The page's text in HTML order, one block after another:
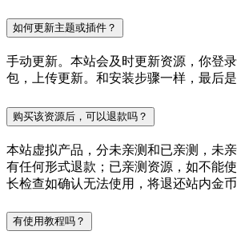
如何更新主题或插件？
手动更新。本站会及时更新资源，你登
包，上传更新。和安装步骤一样，最后是
购买该资源后，可以退款吗？
本站虚拟产品，分未亲测和已亲测，未
有任何形式退款；已亲测资源，如不能
长检查如确认无法使用，将退还站内金
有使用教程吗？